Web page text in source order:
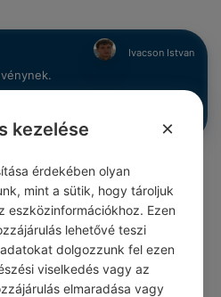
Ivacson Istvan
More Posts
kezelése ×
érdekében olyan
mint a sütik, hogy tároljuk
eszközinformációkhoz. Ezen
lehetővé teszi
dolgozzunk fel ezen
viselkedés vagy az
elmaradása vagy